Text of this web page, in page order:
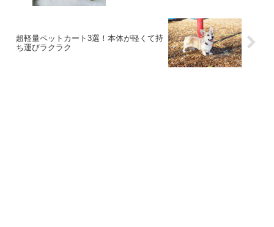
超軽量ペットカート3選！本体が軽くて持
ち運びラクラク